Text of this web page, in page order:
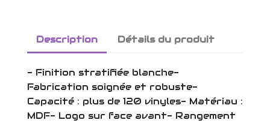
Description Détails du produit
- Finition stratifiée blanche-
Fabrication soignée et robuste-
Capacité : plus de 120 vinyles- Matériau :
MDF- Logo sur face avant- Rangement